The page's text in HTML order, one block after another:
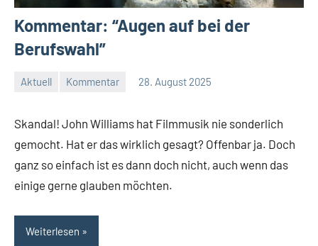
Kommentar: “Augen auf bei der
Berufswahl”
Aktuell Kommentar 28. August 2025
Skandal! John Williams hat Filmmusik nie sonderlich
gemocht. Hat er das wirklich gesagt? Offenbar ja. Doch
ganz so einfach ist es dann doch nicht, auch wenn das
einige gerne glauben möchten.
Weiterlesen